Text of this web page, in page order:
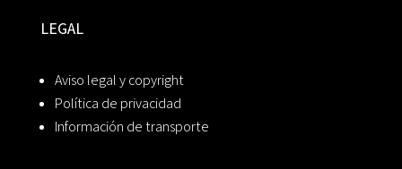
LEGAL
Aviso legal y copyright
Política de privacidad
Información de transporte